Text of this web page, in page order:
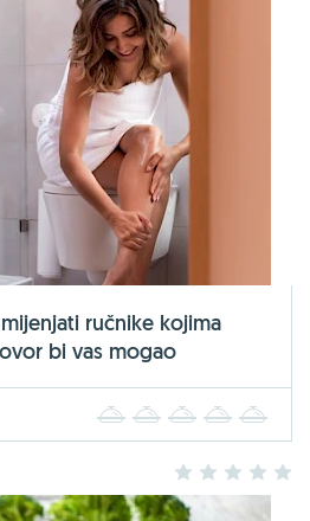
ručnike kojima
bi vas mogao
2 3 4
2 3 4